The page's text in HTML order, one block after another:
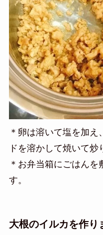
＊卵は溶いて塩を加
ドを溶かして焼いて炒
＊お弁当箱にごはんを
す。
大根のイルカを作り